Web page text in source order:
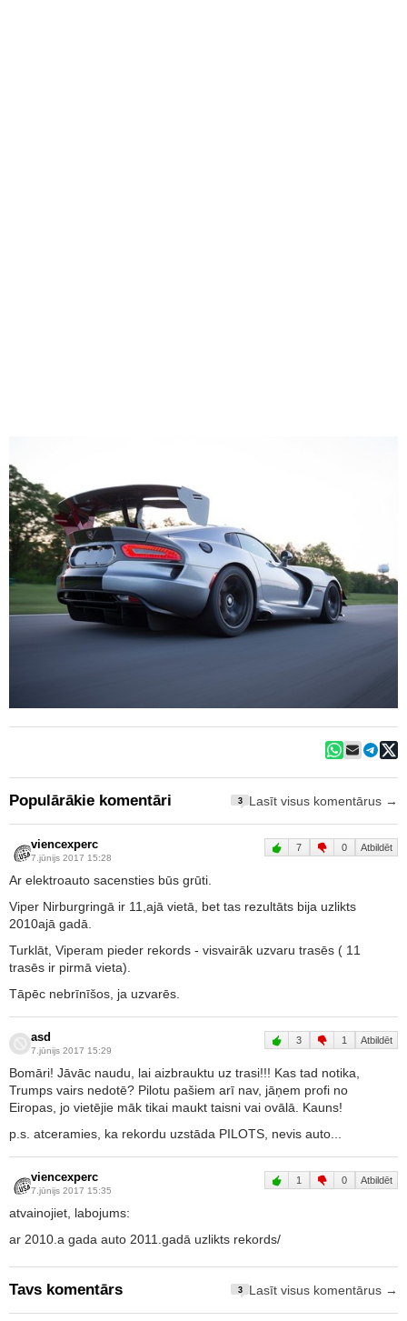
Populārākie komentāri 3 Lasīt visus komentārus →
viencexperc
7.jūnijs 2017 15:28
7 0 Atbildēt
Ar elektroauto sacensties būs grūti.
Viper Nirburgringā ir 11,ajā vietā, bet tas rezultāts bija uzlikts
2010ajā gadā.
Turklāt, Viperam pieder rekords - visvairāk uzvaru trasēs ( 11
trasēs ir pirmā vieta).
Tāpēc nebrīnīšos, ja uzvarēs.
asd
7.jūnijs 2017 15:29
3 1 Atbildēt
Bomāri! Jāvāc naudu, lai aizbrauktu uz trasi!!! Kas tad notika,
Trumps vairs nedotē? Pilotu pašiem arī nav, jāņem profi no
Eiropas, jo vietējie māk tikai maukt taisni vai ovālā. Kauns!
p.s. atceramies, ka rekordu uzstāda PILOTS, nevis auto...
viencexperc
7.jūnijs 2017 15:35
1 0 Atbildēt
atvainojiet, labojums:
ar 2010.a gada auto 2011.gadā uzlikts rekords/
Tavs komentārs 3 Lasīt visus komentārus →